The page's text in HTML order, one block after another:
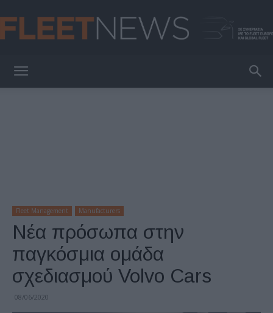
Fleet Management Manufacturers
Νέα πρόσωπα στην
παγκόσμια ομάδα
σχεδιασμού Volvo Cars
08/06/2020